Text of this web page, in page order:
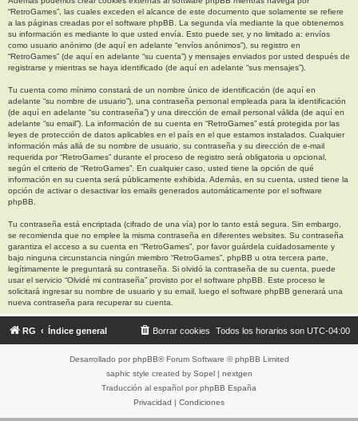
“RetroGames”, las cuales exceden el alcance de este documento que solamente se refiere
a las páginas creadas por el software phpBB. La segunda vía mediante la que obtenemos
su información es mediante lo que usted envía. Esto puede ser, y no limitado a: envíos
como usuario anónimo (de aquí en adelante “envíos anónimos”), su registro en
“RetroGames” (de aquí en adelante “su cuenta”) y mensajes enviados por usted después de
registrarse y mientras se haya identificado (de aquí en adelante “sus mensajes”).
Tu cuenta como mínimo constará de un nombre único de identificación (de aquí en
adelante “su nombre de usuario”), una contraseña personal empleada para la identificación
(de aquí en adelante “su contraseña”) y una dirección de email personal válida (de aquí en
adelante “su email”). La información de su cuenta en “RetroGames” está protegida por las
leyes de protección de datos aplicables en el país en el que estamos instalados. Cualquier
información más allá de su nombre de usuario, su contraseña y su dirección de e-mail
requerida por “RetroGames” durante el proceso de registro será obligatoria u opcional,
según el criterio de “RetroGames”. En cualquier caso, usted tiene la opción de qué
información en su cuenta será públicamente exhibida. Además, en su cuenta, usted tiene la
opción de activar o desactivar los emails generados automáticamente por el software
phpBB.
Tu contraseña está encriptada (cifrado de una vía) por lo tanto está segura. Sin embargo,
se recomienda que no emplee la misma contraseña en diferentes websites. Su contraseña
garantiza el acceso a su cuenta en “RetroGames”, por favor guárdela cuidadosamente y
bajo ninguna circunstancia ningún miembro “RetroGames”, phpBB u otra tercera parte,
legítimamente le preguntará su contraseña. Si olvidó la contraseña de su cuenta, puede
usar el servicio “Olvidé mi contraseña” provisto por el software phpBB. Este proceso le
solicitará ingresar su nombre de usuario y su email, luego el software phpBB generará una
nueva contraseña para recuperar su cuenta.
RG Índice general Todos los horarios son UTC-04:00
Borrar cookies
Desarrollado por phpBB® Forum Software © phpBB Limited
saphic style created by Sopel| nextgen
Traducción al español por phpBB España
Privacidad | Condiciones